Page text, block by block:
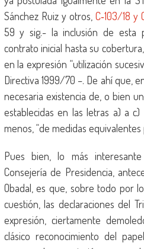
Sánchez Ruiz y otros, C‑103/18 y
59 y sig.- la inclusión de esta
contrato inicial hasta su
en la expresión “utilización
Directiva 1999/70 –. De ahí que,
necesaria existencia de, o bien
establecidas en las letras a) a
menos, “de medidas
Pues bien, lo más
Consejería de Presidencia,
Obadal, es que, sobre todo por
cuestión, las declaraciones del
expresión, ciertamente
clásico reconocimiento del